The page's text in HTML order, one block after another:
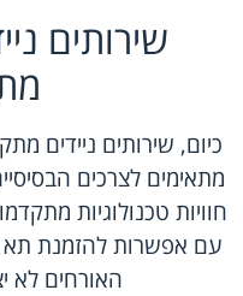
שירותים
כיום, שירותים ניידים
מתאימים לצרכים
חוויות טכנולוגיות
עם אפשרות להזמנת
האורחים לא